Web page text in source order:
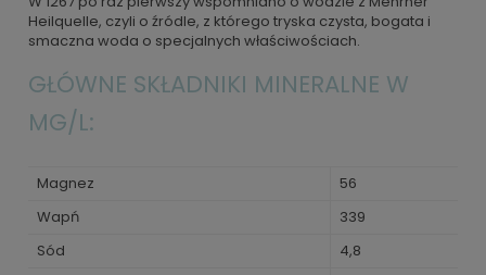
Heilquelle, czyli o źródle, z którego tryska czysta, bogata i
smaczna woda o specjalnych właściwościach.
GŁÓWNE SKŁADNIKI MINERALNE W
MG/L:
Magnez
56
Wapń
339
Sód
4,8